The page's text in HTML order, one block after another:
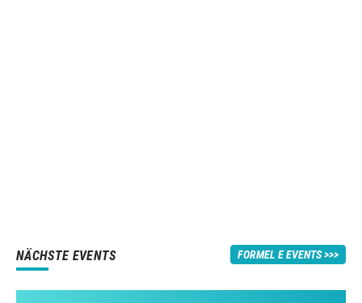
NÄCHSTE EVENTS FORMEL E EVENTS